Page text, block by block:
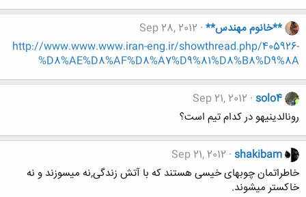
**خانوم مهندس** Sep 28, 2012
http://www.www.www.iran-eng.ir/showthread.php/405926-
%D8%AE%D8%AF%D8%A7%D9%81%D8%B8%D9%8A
solo4
Sep 21, 2012
رونالدینیهو در کدام تیم است؟
shakibam
Sep 21, 2012
خاطراتمان چوبهای خیسی هستند که با آتش زندگی,نه میسوزند و نه
خاکستر میشوند.